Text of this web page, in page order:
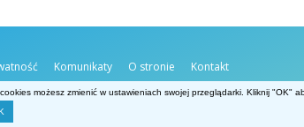
Komunikaty O stronie
Kontakt
możesz zmienić w ustawieniach swojej przeglądarki. Kliknij "OK"